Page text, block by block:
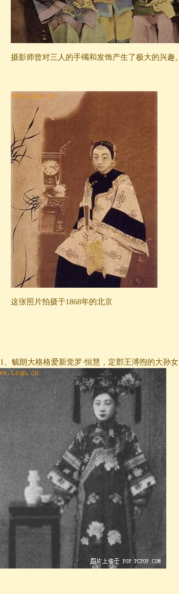
摄影师曾对三人的手镯和发饰产生了极大的兴趣
这张照片拍摄于1868年的北京
1、毓朗大格格爱新觉罗·恒慧，定郡王溥煦的大孙